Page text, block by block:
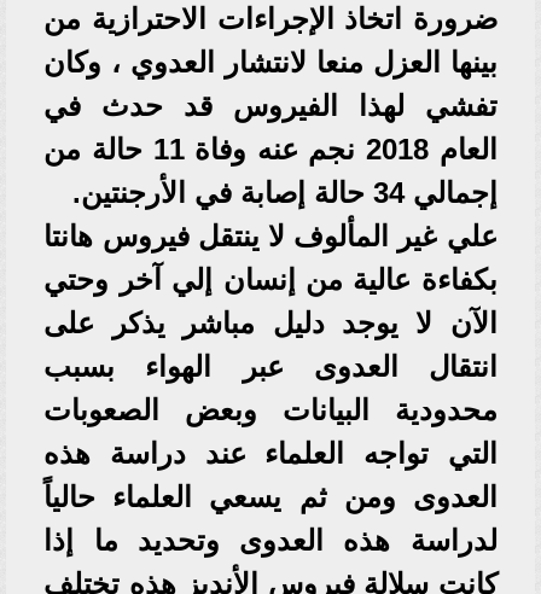
ضرورة اتخاذ الإجراءات الاحترازية من
بينها العزل منعا لانتشار العدوي ، وكان
تفشي لهذا الفيروس قد حدث في
العام 2018 نجم عنه وفاة 11 حالة من
إجمالي 34 حالة إصابة في الأرجنتين.
علي غير المألوف لا ينتقل فيروس هانتا
بكفاءة عالية من إنسان إلي آخر وحتي
الآن لا يوجد دليل مباشر يذكر على
انتقال العدوى عبر الهواء بسبب
محدودية البيانات وبعض الصعوبات
التي تواجه العلماء عند دراسة هذه
العدوى ومن ثم يسعي العلماء حالياً
لدراسة هذه العدوى وتحديد ما إذا
كانت سلالة فيروس الأنديز هذه تختلف